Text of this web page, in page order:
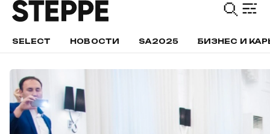
SELECT НОВОСТИ SA2025 БИЗНЕС И